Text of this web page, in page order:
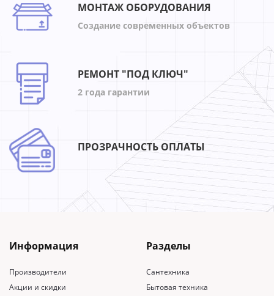
МОНТАЖ ОБОРУДОВАНИЯ
Создание современных объектов
РЕМОНТ "ПОД КЛЮЧ"
2 года гарантии
ПРОЗРАЧНОСТЬ ОПЛАТЫ
Информация
Производители
Акции и скидки
Разделы
Сантехника
Бытовая техника